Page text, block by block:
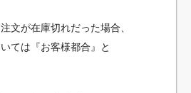
文が在庫切れだった場合、
ては『お客様都合』と